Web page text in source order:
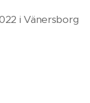
i Vänersborg